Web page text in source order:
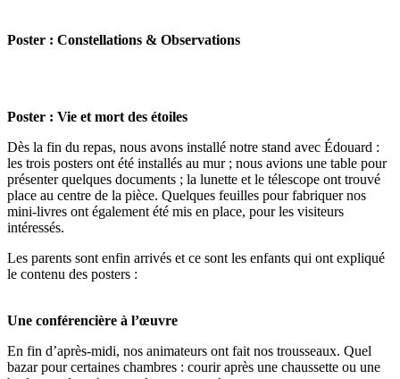
Poster : Constellations & Observations
Poster : Vie et mort des étoiles
Dès la fin du repas, nous avons installé notre stand avec Édouard :
les trois posters ont été installés au mur ; nous avions une table pour
présenter quelques documents ; la lunette et le télescope ont trouvé
place au centre de la pièce. Quelques feuilles pour fabriquer nos
mini-livres ont également été mis en place, pour les visiteurs
intéressés.
Les parents sont enfin arrivés et ce sont les enfants qui ont expliqué
le contenu des posters :
Une conférencière à l’œuvre
En fin d’après-midi, nos animateurs ont fait nos trousseaux. Quel
bazar pour certaines chambres : courir après une chaussette ou une